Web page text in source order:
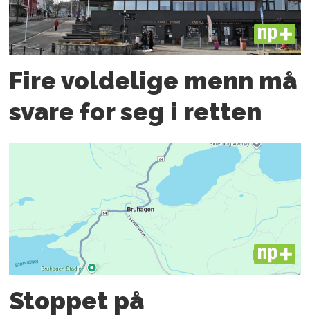
PLUS
Fire voldelige menn må
svare for seg i retten
PLUS
Stoppet på